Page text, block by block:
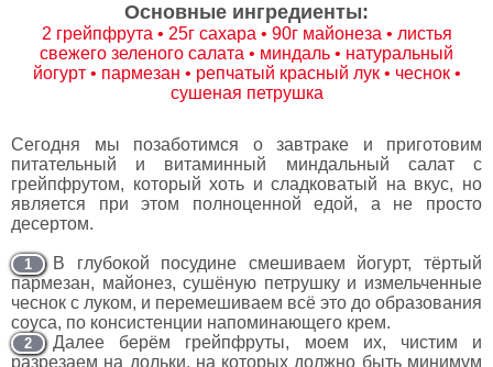
Основные ингредиенты:
2 грейпфрута • 25г сахара • 90г майонеза • листья
свежего зеленого салата • миндаль • натуральный
йогурт • пармезан • репчатый красный лук • чеснок •
сушеная петрушка
Сегодня мы позаботимся о завтраке и приготовим
питательный и витаминный миндальный салат с
грейпфрутом, который хоть и сладковатый на вкус, но
является при этом полноценной едой, а не просто
десертом.
1
В глубокой посудине смешиваем йогурт, тёртый
пармезан, майонез, сушёную петрушку и измельченные
чеснок с луком, и перемешиваем всё это до образования
соуса, по консистенции напоминающего крем.
2
Далее берём грейпфруты, моем их, чистим и
разрезаем на дольки, на которых должно быть минимум